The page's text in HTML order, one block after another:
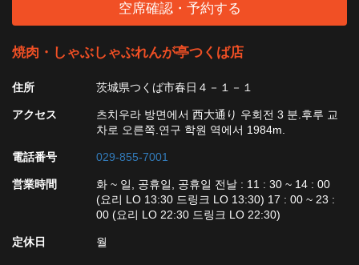
空席確認・予約する
焼肉・しゃぶしゃぶれんが亭つくば店
住所 茨城県つくば市春日４－１－１
アクセス
츠치우라 방면에서 西大通り 우회전 3 분.후루 교
차로 오른쪽.연구 학원 역에서 1984m.
電話番号 029-855-7001
営業時間
화 ~ 일, 공휴일, 공휴일 전날 : 11 : 30 ~ 14 : 00
(요리 LO 13:30 드링크 LO 13:30) 17 : 00 ~ 23 :
00 (요리 LO 22:30 드링크 LO 22:30)
定休日 월